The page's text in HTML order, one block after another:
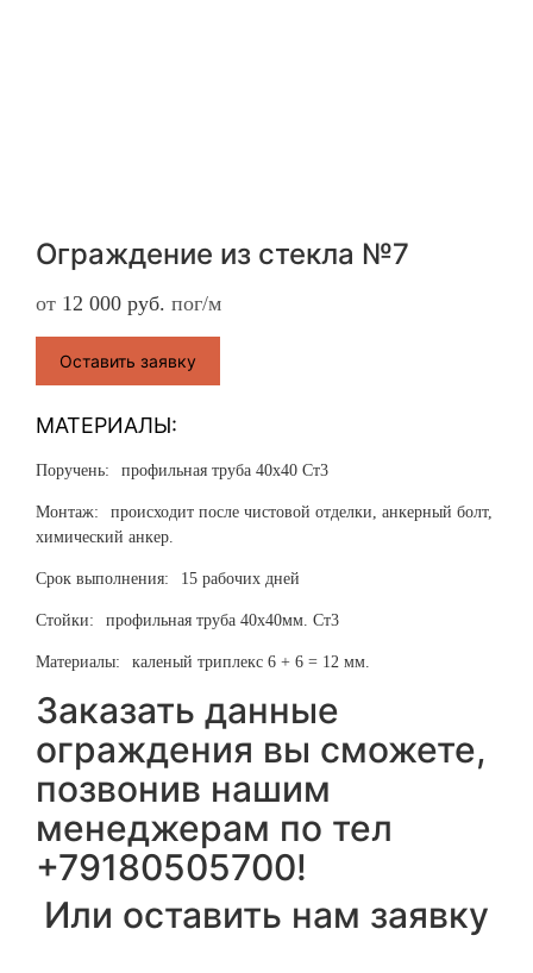
Ограждение из стекла №7
от 12 000 руб. пог/м
Оставить заявку
МАТЕРИАЛЫ:
Поручень: профильная труба 40х40 Ст3
Монтаж:
происходит после чистовой отделки, анкерный болт,
химический анкер.
Срок выполнения: 15 рабочих дней
Стойки: профильная труба 40х40мм. Ст3
Материалы: каленый триплекс 6 + 6 = 12 мм.
Заказать данные
ограждения вы сможете,
позвонив нашим
менеджерам по тел
+79180505700!
Или оставить нам заявку